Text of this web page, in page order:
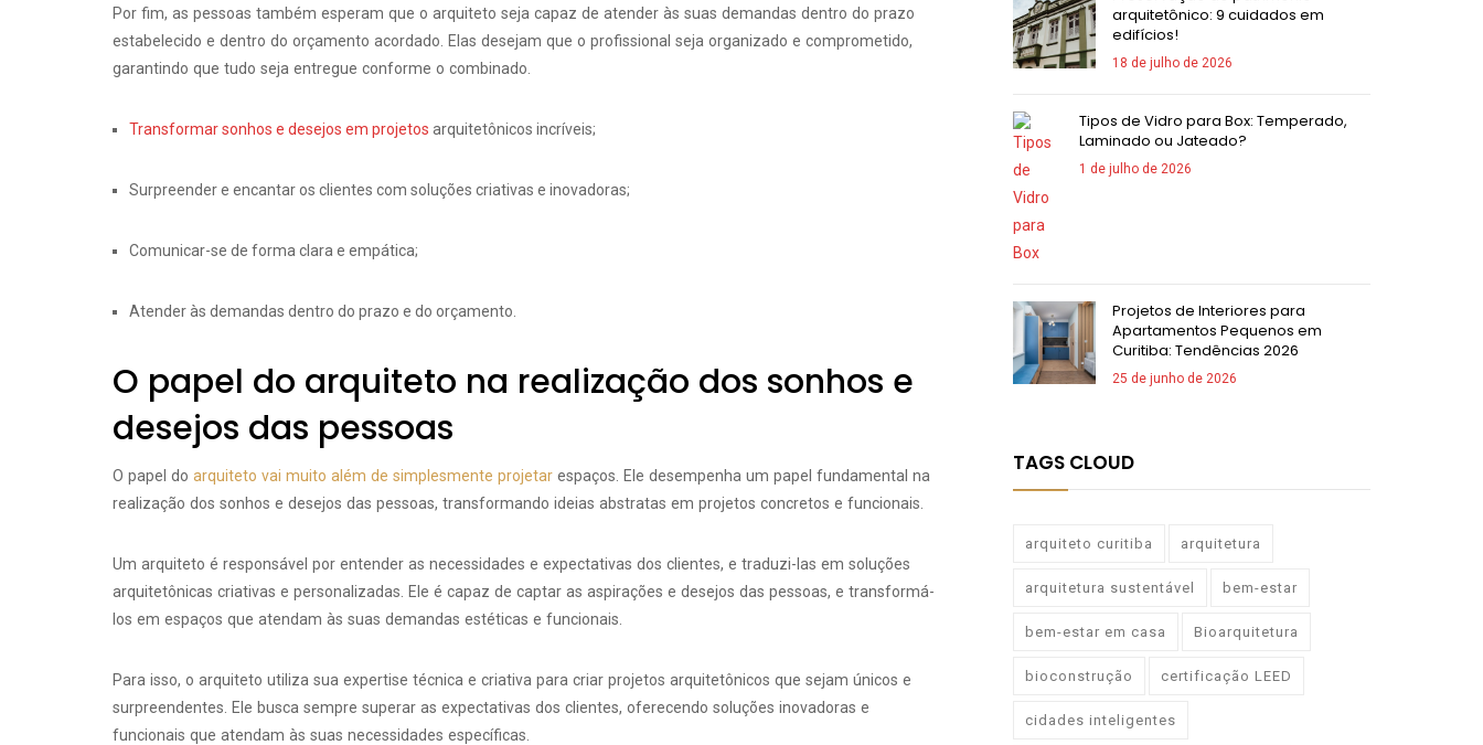
Por fim, as pessoas também esperam que o arquiteto seja capaz de atender às suas demandas dentro do prazo
estabelecido e dentro do orçamento acordado. Elas desejam que o profissional seja organizado e comprometido,
garantindo que tudo seja entregue conforme o combinado.
Transformar sonhos e desejos em projetos arquitetônicos incríveis;
Surpreender e encantar os clientes com soluções criativas e inovadoras;
Comunicar-se de forma clara e empática;
Atender às demandas dentro do prazo e do orçamento.
O papel do arquiteto na realização dos sonhos e
desejos das pessoas
O papel do arquiteto vai muito além de simplesmente projetar espaços. Ele desempenha um papel fundamental na
realização dos sonhos e desejos das pessoas, transformando ideias abstratas em projetos concretos e funcionais.
Um arquiteto é responsável por entender as necessidades e expectativas dos clientes, e traduzi-las em soluções
arquitetônicas criativas e personalizadas. Ele é capaz de captar as aspirações e desejos das pessoas, e transformá-
los em espaços que atendam às suas demandas estéticas e funcionais.
Para isso, o arquiteto utiliza sua expertise técnica e criativa para criar projetos arquitetônicos que sejam únicos e
surpreendentes. Ele busca sempre superar as expectativas dos clientes, oferecendo soluções inovadoras e
funcionais que atendam às suas necessidades específicas.
arquitetônico: 9 cuidados em
edifícios!
18 de julho de 2026
Tipos de Vidro para Box: Temperado,
Laminado ou Jateado?
1 de julho de 2026
Projetos de Interiores para
Apartamentos Pequenos em
Curitiba: Tendências 2026
25 de junho de 2026
TAGS CLOUD
arquiteto curitiba arquitetura
arquitetura sustentável bem-estar
bem-estar em casa Bioarquitetura
bioconstrução certificação LEED
cidades inteligentes